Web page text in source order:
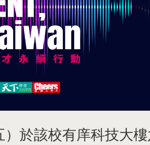
於該校有庠科技大